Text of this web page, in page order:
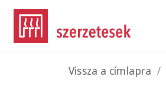
Ugrás a tartalomra
Morzsa
Vissza a címlapra